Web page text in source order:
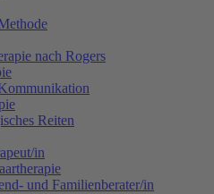
nach Rogers
Reiten
in
und Familienberater/in